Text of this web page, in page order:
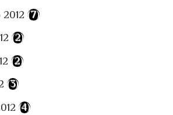
2012 (7)
(2)
(2)
(3)
(4)